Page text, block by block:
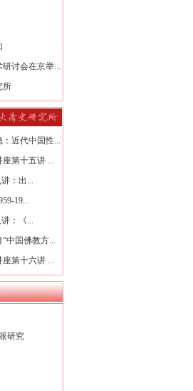
讨会在京举...
所
近代中国性...
第十五讲 ...
：出...
19...
：《...
中国佛教方...
第十六讲 ...
研究